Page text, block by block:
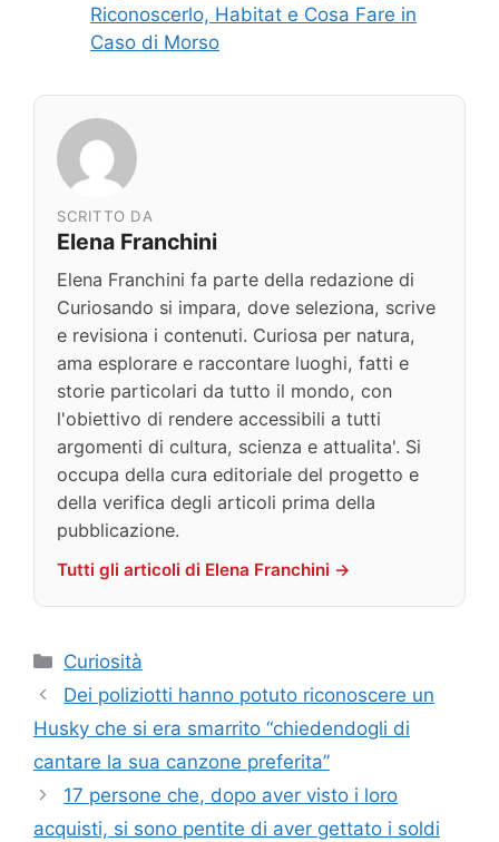
Riconoscerlo, Habitat e Cosa Fare in
Caso di Morso
SCRITTO DA
Elena Franchini
Elena Franchini fa parte della redazione di
Curiosando si impara, dove seleziona, scrive
e revisiona i contenuti. Curiosa per natura,
ama esplorare e raccontare luoghi, fatti e
storie particolari da tutto il mondo, con
l'obiettivo di rendere accessibili a tutti
argomenti di cultura, scienza e attualita'. Si
occupa della cura editoriale del progetto e
della verifica degli articoli prima della
pubblicazione.
Tutti gli articoli di Elena Franchini →
Categorie
Curiosità
Dei poliziotti hanno potuto riconoscere un
Husky che si era smarrito “chiedendogli di
cantare la sua canzone preferita”
17 persone che, dopo aver visto i loro
acquisti, si sono pentite di aver gettato i soldi